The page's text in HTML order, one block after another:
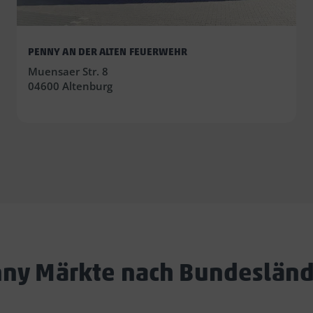
PENNY AN DER ALTEN FEUERWEHR
Muensaer Str. 8
04600 Altenburg
Märkte nach